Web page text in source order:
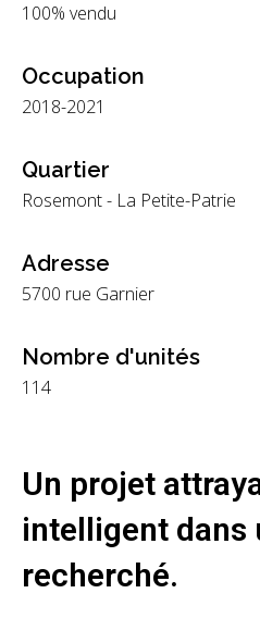
100% vendu
Occupation
2018-2021
Quartier
Rosemont - La Petite-Patrie
Adresse
5700 rue Garnier
Nombre d'unités
114
Un projet
intelligent dans
recherché.